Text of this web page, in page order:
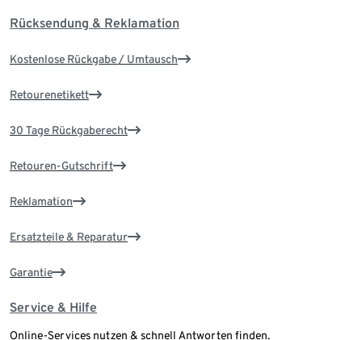
Rücksendung & Reklamation
Kostenlose Rückgabe / Umtausch
Retourenetikett
30 Tage Rückgaberecht
Retouren-Gutschrift
Reklamation
Ersatzteile & Reparatur
Garantie
Service & Hilfe
Online-Services nutzen & schnell Antworten finden.